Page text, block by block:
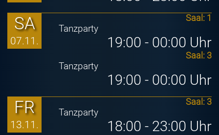
SA
07.11.
Saal: 1
Tanzparty
19:00 - 00:00 Uhr
Saal: 3
Tanzparty
19:00 - 00:00 Uhr
FR
13.11.
Saal: 3
Tanzparty
18:00 - 23:00 Uhr